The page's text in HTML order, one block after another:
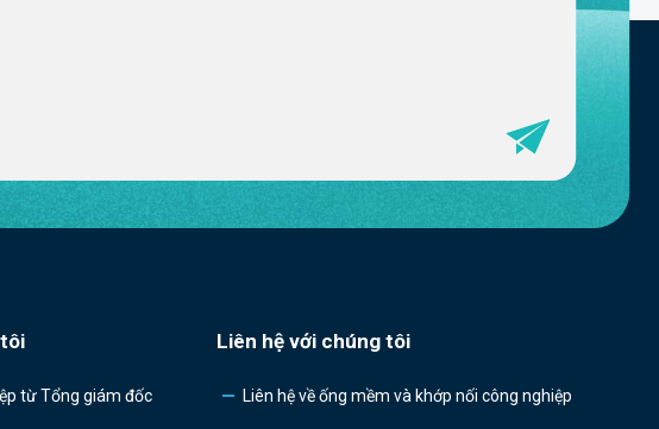
từ Tổng giám đốc
Liên hệ với chúng tôi
Liên hệ về ống mềm và khớp nối công nghiệp